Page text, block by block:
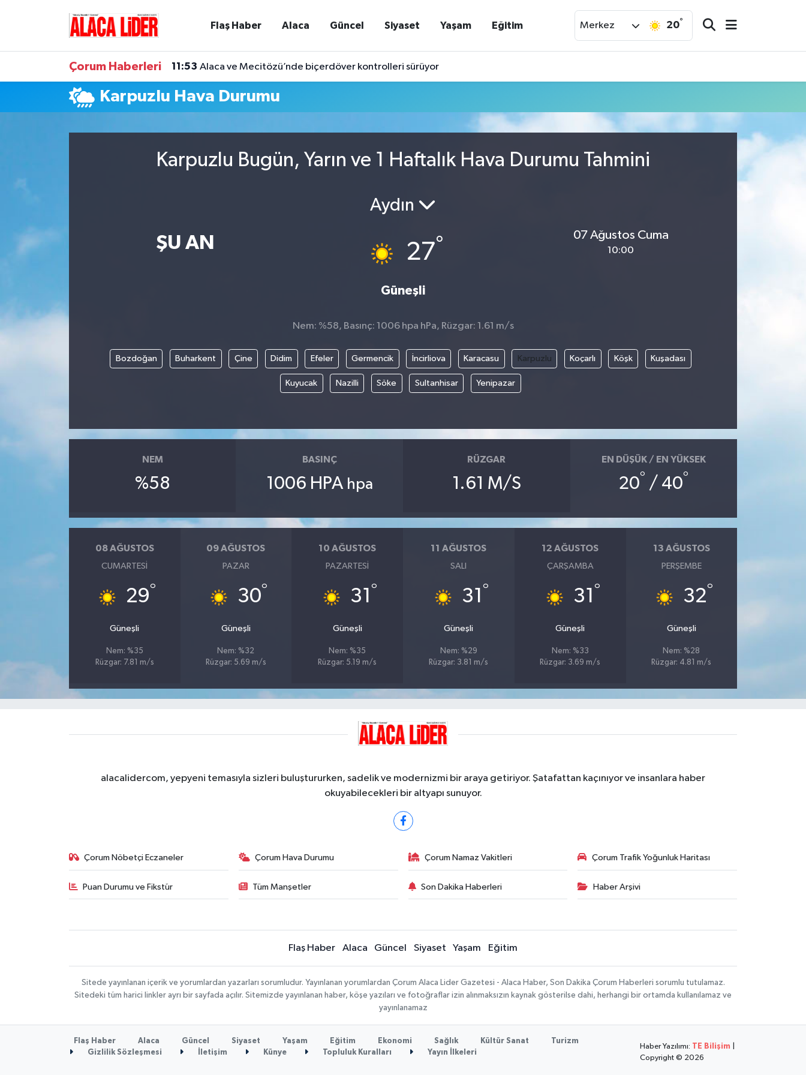
Flaş Haber Alaca Güncel Siyaset Yaşam Eğitim Merkez 20°
Çorum Haberleri 11:53 Alaca ve Mecitözü’nde biçerdöver kontrolleri sürüyor
Karpuzlu Hava Durumu
Karpuzlu Bugün, Yarın ve 1 Haftalık Hava Durumu Tahmini
ŞU AN
Aydın
27°
Güneşli
07 Ağustos Cuma
10:00
Nem: %58, Basınç: 1006 hpa hPa, Rüzgar: 1.61 m/s
Bozdoğan Buharkent Çine Didim Efeler Germencik İncirliova Karacasu Karpuzlu Koçarlı Köşk Kuşadası
Kuyucak Nazilli Söke Sultanhisar Yenipazar
NEM
%58
BASINÇ
1006 HPA hpa
RÜZGAR
1.61 M/S
EN DÜŞÜK / EN YÜKSEK
20° / 40°
08 AĞUSTOS
CUMARTESI
29°
Güneşli
Nem: %35
Rüzgar: 7.81 m/s
09 AĞUSTOS
PAZAR
30°
Güneşli
Nem: %32
Rüzgar: 5.69 m/s
10 AĞUSTOS
PAZARTESI
31 °
Güneşli
Nem: %35
Rüzgar: 5.19 m/s
11 AĞUSTOS
SALI
31 °
Güneşli
Nem: %29
Rüzgar: 3.81 m/s
12 AĞUSTOS
ÇARŞAMBA
31 °
Güneşli
Nem: %33
Rüzgar: 3.69 m/s
13 AĞUSTOS
PERŞEMBE
32°
Güneşli
Nem: %28
Rüzgar: 4.81 m/s
alacalidercom, yepyeni temasıyla sizleri buluştururken, sadelik ve modernizmi bir araya getiriyor. Şatafattan kaçınıyor ve insanlara haber
okuyabilecekleri bir altyapı sunuyor.
Çorum Nöbetçi Eczaneler Çorum Hava Durumu Çorum Namaz Vakitleri Çorum Trafik Yoğunluk Haritası
Puan Durumu ve Fikstür Tüm Manşetler Son Dakika Haberleri Haber Arşivi
Flaş Haber Alaca Güncel Siyaset Yaşam Eğitim
Sitede yayınlanan içerik ve yorumlardan yazarları sorumludur. Yayınlanan yorumlardan Çorum Alaca Lider Gazetesi - Alaca Haber, Son Dakika Çorum Haberleri sorumlu tutulamaz.
Sitedeki tüm harici linkler ayrı bir sayfada açılır. Sitemizde yayınlanan haber, köşe yazıları ve fotoğraflar izin alınmaksızın kaynak gösterilse dahi, herhangi bir ortamda kullanılamaz ve
yayınlanamaz
Flaş Haber Alaca Güncel Siyaset Yaşam Eğitim Ekonomi Sağlık Kültür Sanat
Turizm
Gizlilik Sözleşmesi
İletişim Künye Topluluk Kuralları Yayın İlkeleri
Haber Yazılımı: TE Bilişim
Copyright © 2026
Çorum Namaz Vakitleri
Süper Lig Puan Durumu ve Fikstür
Son Dakika Haberleri